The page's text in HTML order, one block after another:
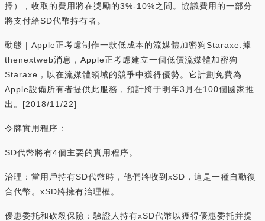
擇），收取的費用將在獎勵的3%-10%之間。協議費用的一部分
將支付給SD代幣持有者。
動態 | Apple正考慮制作一款低成本的流媒體加密狗Staraxe:據
thenextweb消息，Apple正考慮建立一個低價流媒體加密狗
Staraxe，以在流媒體領域的競爭中獲得優勢。它計劃免費為
Apple設備所有者提供此服務，預計將于明年3月在100個國家推
出。[2018/11/22]
令牌實用程序：
SD代幣將有4個主要的實用程序。
治理：當用戶持有SD代幣時，他們將收到xSD，這是一種自動復
合代幣。xSD將擁有治理權。
優惠委托和砍殺保險：驗證人持有xSD代幣以獲得優惠委托并提